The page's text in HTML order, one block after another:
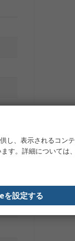
し、表示されるコンテ
す。詳細については、
を設定する